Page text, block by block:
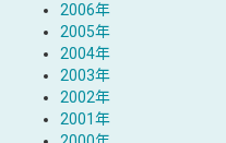
2006年
2005年
2004年
2003年
2002年
2001年